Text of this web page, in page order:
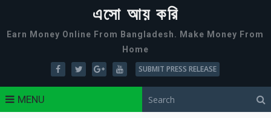
এসো আয় করি
Earn Money Online From Bangladesh. Make Money From
Home
SUBMIT PRESS RELEASE
MENU